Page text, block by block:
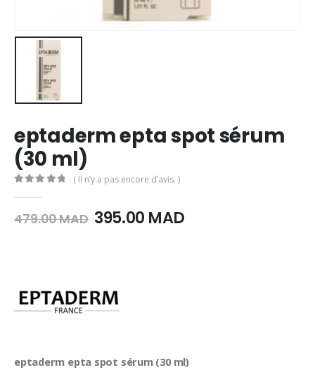
eptaderm epta spot sérum
(30 ml)
( Il n’y a pas encore d’avis. )
479.00MAD Le
MAD.
395.00 MADLe
eptaderm epta spot sérum (30 ml)